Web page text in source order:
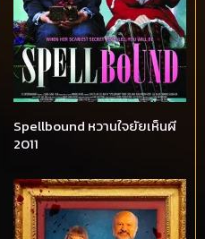
Spellbound หวานใจยัยเห็นผี
2011